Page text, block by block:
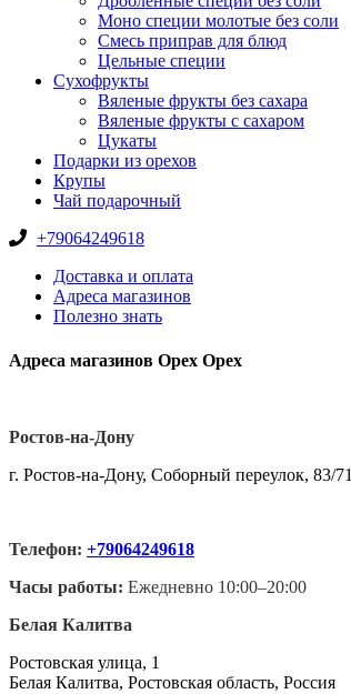
Моно специи молотые без соли
Смесь приправ для блюд
Цельные специи
Сухофрукты
Вяленые фрукты без сахара
Вяленые фрукты с сахаром
Цукаты
Подарки из орехов
Крупы
Чай подарочный
+79064249618
Доставка и оплата
Адреса магазинов
Полезно знать
Адреса магазинов Орех Орех
Ростов-на-Дону
г. Ростов-на-Дону, Соборный переулок, 83/71
Телефон: +79064249618
Часы работы: Ежедневно 10:00–20:00
Белая Калитва
Ростовская улица, 1
Белая Калитва, Ростовская область, Россия